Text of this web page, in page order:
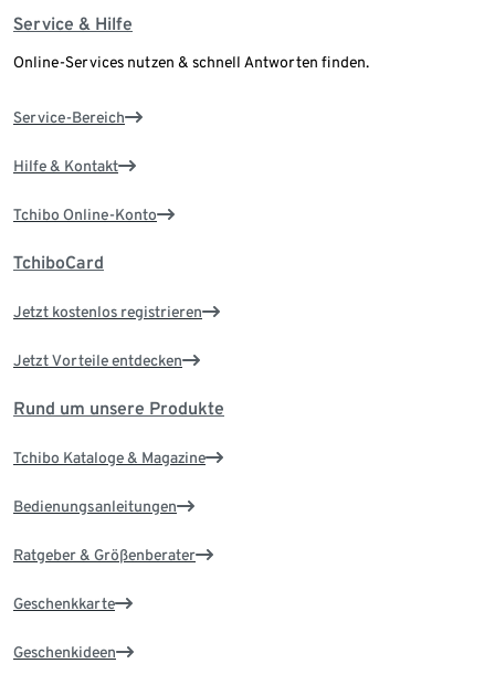
Service & Hilfe
Online-Services nutzen & schnell Antworten finden.
Service-Bereich
Hilfe & Kontakt
Tchibo Online-Konto
TchiboCard
Jetzt kostenlos registrieren
Jetzt Vorteile entdecken
Rund um unsere Produkte
Tchibo Kataloge & Magazine
Bedienungsanleitungen
Ratgeber & Größenberater
Geschenkkarte
Geschenkideen